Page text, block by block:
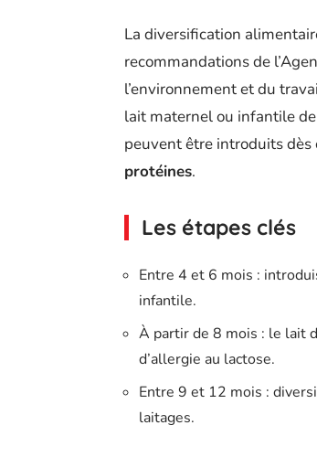
La diversification
recommandations de
l’environnement et du
lait maternel ou infantile
peuvent être introduits dès
protéines.
Les étapes clés
Entre 4 et 6 mois :
infantile.
À partir de 8 mois : le lait
d’allergie au lactose.
Entre 9 et 12 mois :
laitages.